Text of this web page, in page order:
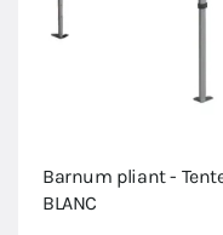
Barnum pliant -
BLANC